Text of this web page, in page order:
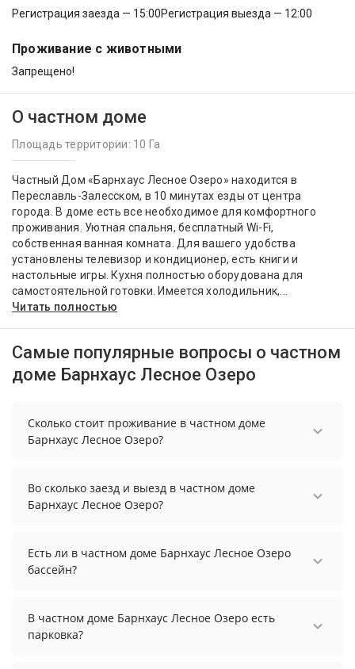
Регистрация заезда — 15:00Регистрация выезда — 12:00
Проживание с животными
Запрещено!
О частном доме
Площадь территории: 10 Га
Частный Дом «Барнхаус Лесное Озеро» находится в
Переславль-Залесском, в 10 минутах езды от центра
города. В доме есть все необходимое для комфортного
проживания. Уютная спальня, бесплатный Wi-Fi,
собственная ванная комната. Для вашего удобства
установлены телевизор и кондиционер, есть книги и
настольные игры. Кухня полностью оборудована для
самостоятельной готовки. Имеется холодильник,...
Читать полностью
Самые популярные вопросы о частном
доме Барнхаус Лесное Озеро
Сколько стоит проживание в частном доме
Барнхаус Лесное Озеро?
Лесное Озеро начинается от 7500 рублей. Чтобы
увидеть актуальные цены на проживание,
выберите нужные даты и количество гостей.
Во сколько заезд и выезд в частном доме
Барнхаус Лесное Озеро?
осуществить до 12:00.
Есть ли в частном доме Барнхаус Лесное Озеро
бассейн?
бассейна.
В частном доме Барнхаус Лесное Озеро есть
парковка?